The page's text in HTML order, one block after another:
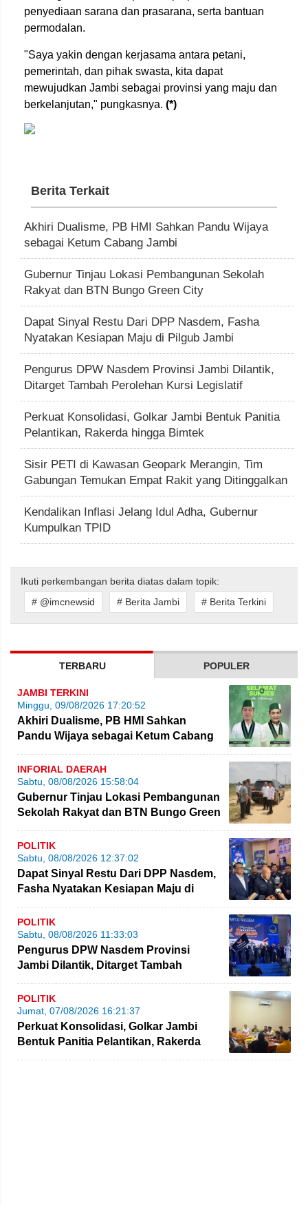
penyediaan sarana dan prasarana, serta bantuan
permodalan.
"Saya yakin dengan kerjasama antara petani,
pemerintah, dan pihak swasta, kita dapat
mewujudkan Jambi sebagai provinsi yang maju dan
berkelanjutan," pungkasnya. (*)
Berita Terkait
Akhiri Dualisme, PB HMI Sahkan Pandu Wijaya
sebagai Ketum Cabang Jambi
Gubernur Tinjau Lokasi Pembangunan Sekolah
Rakyat dan BTN Bungo Green City
Dapat Sinyal Restu Dari DPP Nasdem, Fasha
Nyatakan Kesiapan Maju di Pilgub Jambi
Pengurus DPW Nasdem Provinsi Jambi Dilantik,
Ditarget Tambah Perolehan Kursi Legislatif
Perkuat Konsolidasi, Golkar Jambi Bentuk Panitia
Pelantikan, Rakerda hingga Bimtek
Sisir PETI di Kawasan Geopark Merangin, Tim
Gabungan Temukan Empat Rakit yang Ditinggalkan
Kendalikan Inflasi Jelang Idul Adha, Gubernur
Kumpulkan TPID
Ikuti perkembangan berita diatas dalam topik:
# @imcnewsid
# Berita Jambi # Berita Terkini
TERBARU POPULER
JAMBI TERKINI
Minggu, 09/08/2026 17:20:52
Akhiri Dualisme, PB HMI Sahkan
Pandu Wijaya sebagai Ketum Cabang
INFORIAL DAERAH
Sabtu, 08/08/2026 15:58:04
Gubernur Tinjau Lokasi Pembangunan
Sekolah Rakyat dan BTN Bungo Green
POLITIK
Sabtu, 08/08/2026 12:37:02
Dapat Sinyal Restu Dari DPP Nasdem,
Fasha Nyatakan Kesiapan Maju di
POLITIK
Sabtu, 08/08/2026 11:33:03
Pengurus DPW Nasdem Provinsi
Jambi Dilantik, Ditarget Tambah
POLITIK
Jumat, 07/08/2026 16:21:37
Perkuat Konsolidasi, Golkar Jambi
Bentuk Panitia Pelantikan, Rakerda